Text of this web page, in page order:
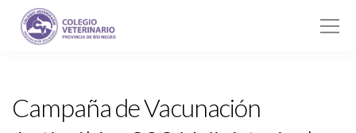
Campaña de Vacunación